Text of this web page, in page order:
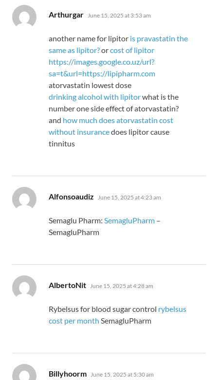
Arthurgar says:
June 15, 2025 at 3:53 am
another name for lipitor is pravastatin the
same as lipitor?orcost of lipitor
https://images.google.co.uz/url?
sa=t&url=https://lipipharm.com
atorvastatin lowest dose
drinking alcohol with lipitorwhat is the
number one side effect of atorvastatin?
and how much does atorvastatin cost
without insurancedoes lipitor cause
tinnitus
Alfonsoaudiz says:
June 15, 2025 at 4:23 am
Semaglu Pharm: SemagluPharm –
SemagluPharm
AlbertoNit says:
June 15, 2025 at 4:28 am
Rybelsus for blood sugar control rybelsus
cost per month SemagluPharm
Billyhoorm says:
June 15, 2025 at 5:30 am